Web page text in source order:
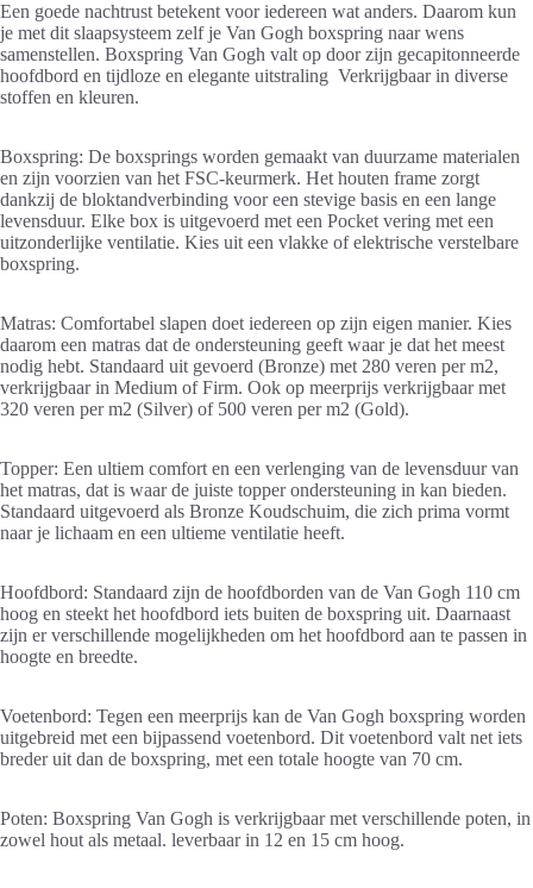
Een goede nachtrust betekent voor iedereen wat anders. Daarom kun
je met dit slaapsysteem zelf je Van Gogh boxspring naar wens
samenstellen. Boxspring Van Gogh valt op door zijn gecapitonneerde
hoofdbord en tijdloze en elegante uitstraling Verkrijgbaar in diverse
stoffen en kleuren.
Boxspring: De boxsprings worden gemaakt van duurzame materialen
en zijn voorzien van het FSC-keurmerk. Het houten frame zorgt
dankzij de bloktandverbinding voor een stevige basis en een lange
levensduur. Elke box is uitgevoerd met een Pocket vering met een
uitzonderlijke ventilatie. Kies uit een vlakke of elektrische verstelbare
boxspring.
Matras: Comfortabel slapen doet iedereen op zijn eigen manier. Kies
daarom een matras dat de ondersteuning geeft waar je dat het meest
nodig hebt. Standaard uit gevoerd (Bronze) met 280 veren per m2,
verkrijgbaar in Medium of Firm. Ook op meerprijs verkrijgbaar met
320 veren per m2 (Silver) of 500 veren per m2 (Gold).
Topper: Een ultiem comfort en een verlenging van de levensduur van
het matras, dat is waar de juiste topper ondersteuning in kan bieden.
Standaard uitgevoerd als Bronze Koudschuim, die zich prima vormt
naar je lichaam en een ultieme ventilatie heeft.
Hoofdbord: Standaard zijn de hoofdborden van de Van Gogh 110 cm
hoog en steekt het hoofdbord iets buiten de boxspring uit. Daarnaast
zijn er verschillende mogelijkheden om het hoofdbord aan te passen in
hoogte en breedte.
Voetenbord: Tegen een meerprijs kan de Van Gogh boxspring worden
uitgebreid met een bijpassend voetenbord. Dit voetenbord valt net iets
breder uit dan de boxspring, met een totale hoogte van 70 cm.
Poten: Boxspring Van Gogh is verkrijgbaar met verschillende poten, in
zowel hout als metaal. leverbaar in 12 en 15 cm hoog.